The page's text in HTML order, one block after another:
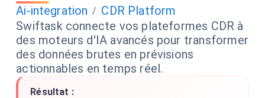
Ai-integration / CDR Platform
Swiftask connecte vos plateformes CDR à
des moteurs d'IA avancés pour transformer
des données brutes en prévisions
actionnables en temps réel.
Résultat :